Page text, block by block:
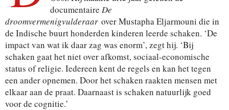
documentaire De
droomvermenigvulderaar over Mustapha Eljarmouni die in
de Indische buurt honderden kinderen leerde schaken. ‘De
impact van wat ik daar zag was enorm’, zegt hij. ‘Bij
schaken gaat het niet over afkomst, sociaal-economische
status of religie. Iedereen kent de regels en kan het tegen
een ander opnemen. Door het schaken raakten mensen met
elkaar aan de praat. Daarnaast is schaken natuurlijk goed
voor de cognitie.’